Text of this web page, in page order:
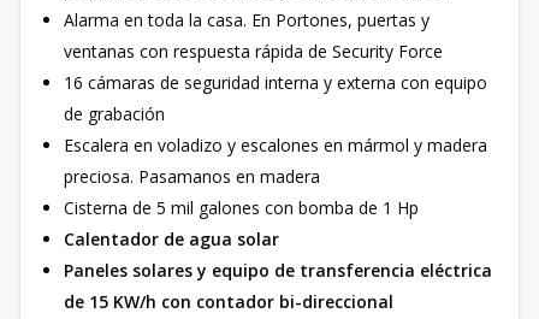
Alarma en toda la casa. En Portones, puertas y
ventanas con respuesta rápida de Security Force
16 cámaras de seguridad interna y externa con equipo
de grabación
Escalera en voladizo y escalones en mármol y madera
preciosa. Pasamanos en madera
Cisterna de 5 mil galones con bomba de 1 Hp
Calentador de agua solar
Paneles solares y equipo de transferencia eléctrica
de 15 KW/h con contador bi-direccional